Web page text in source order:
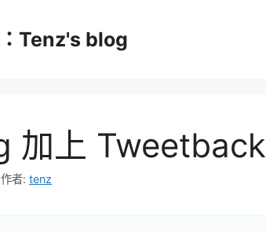
Tenz's blog
加上 Tweetback
作者: tenz